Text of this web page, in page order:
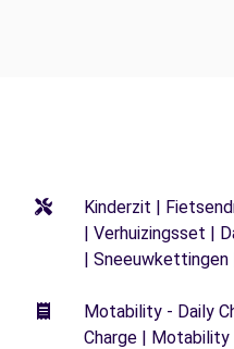
Kinderzit |
| Verhuizingsset |
| Sneeuwkettingen
Motability - Daily
Charge |